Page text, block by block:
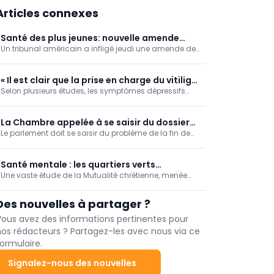
connexes
Santé des plus jeunes: nouvelle amende
record contre Meta !
Un tribunal américain a infligé jeudi une amende de
que l’entreprise ne prenait pas suffisamment de
mesures pour protéger les jeunes utilisateurs.
« Il est clair que la prise en charge du vitiligo
peut être améliorée »
Selon plusieurs études, les symptômes dépressifs
cette semaine, à l’occasion de la Journée mondiale
du vitiligo 2026, par l’association internationale de
patients VIPOC.
La Chambre appelée à se saisir du dossier
de l'euthanasie pour les personnes
démentes
Le parlement doit se saisir du problème de la fin de
l'euthanasie par le biais d'une déclaration anticipée,
ont plaidé mardi le comité de bioéthique.
Santé mentale : les quartiers verts
protègent… mais pas tout le monde
Une vaste étude de la Mutualité chrétienne, menée
aux soins de santé mentale.
nouvelles à partager ?
avez des informations pertinentes pour
rédacteurs ? Partagez-les avec nous via ce
Signalez-nous des nouvelles